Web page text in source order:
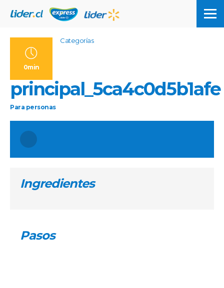
0min
Categorías
principal_5ca4c0d5b1afe
Para personas
Ingredientes
Pasos